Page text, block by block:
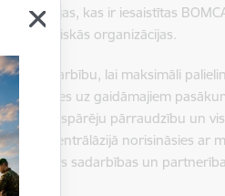
kas ir iesaistītas
organizācijas.
sadarbību, lai maksimāli
uz gaidāmajiem
vispārēju pārraudzību un
Centrālāzijā norisināsies ar
sadarbības un